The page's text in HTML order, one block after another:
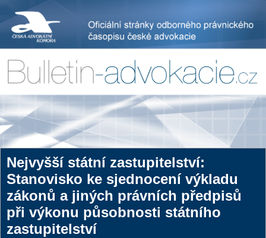
Nejvyšší státní zastupitelství:
Stanovisko ke sjednocení výkladu
zákonů a jiných právních předpisů
při výkonu působnosti státního
zastupitelství